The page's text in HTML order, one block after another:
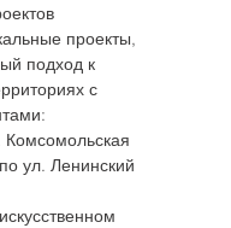
проекты,
подход к
с
ул. Ленинский